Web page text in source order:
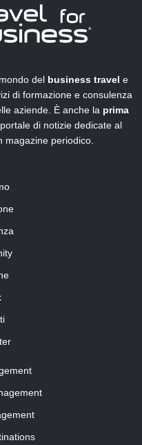
del business travel e
di formazione e consulenza
aziende. È anche la prima
portale di notizie dedicate al
magazine periodico.